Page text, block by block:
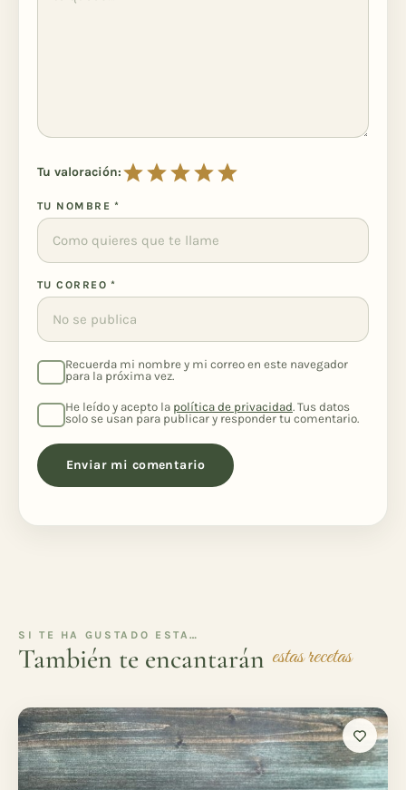
Tu valoración:
TU NOMBRE *
TU CORREO *
Recuerda mi nombre y mi correo en este navegador
para la próxima vez.
He leído y acepto la política de privacidad. Tus datos
solo se usan para publicar y responder tu comentario.
SI TE HA GUSTADO ESTA…
También te encantarán estas recetas